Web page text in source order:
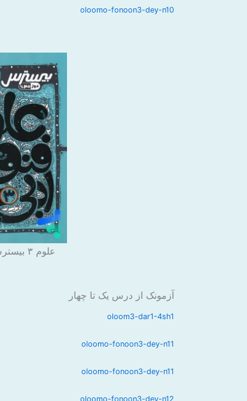
oloomo-fonoon3-dey-n10
علوم ۳ بیسترس سعید جعفری
آزمونک از درس یک تا چهار
oloom3-dar1-4sh1
oloomo-fonoon3-dey-n11
oloomo-fonoon3-dey-n11
oloomo-fonoon3-dey-n12